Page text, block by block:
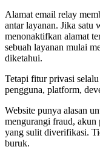
Alamat email relay
antar layanan. Jika satu
menonaktifkan alamat
sebuah layanan mulai
diketahui.
Tetapi fitur privasi
pengguna, platform,
Website punya alasan
mengurangi fraud, akun
yang sulit diverifikasi.
buruk.